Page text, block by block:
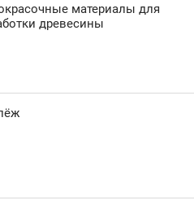
материалы для
древесины